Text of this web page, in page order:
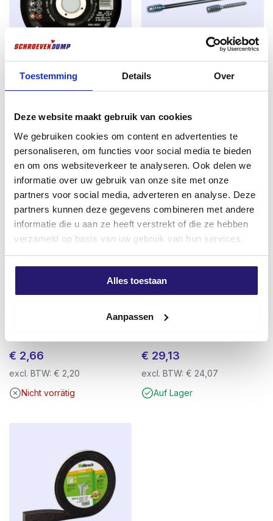
Toestemming Details Over
Deze website maakt gebruik van cookies
We gebruiken cookies om content en advertenties te
personaliseren, om functies voor social media te bieden
en om ons websiteverkeer te analyseren. Ook delen we
informatie over uw gebruik van onze site met onze
partners voor social media, adverteren en analyse. Deze
partners kunnen deze gegevens combineren met andere
informatie die u aan ze heeft verstrekt of die ze hebben
verzameld op basis van uw gebruik van hun services.
Alles toestaan
Aanpassen
spannungsfrei im Baustoff befestigt.
Anwendung
Montage von Fensterrahmen aus Holz und Kunststoff
Für den Innen- und Außenbereich.
Trennscheibe Rhodius Ø 125 x
1,0mm für Stahl und rostfreien
€0,72
excl. BTW:€0,60
Schraubendreher
Distanzschrauben 6.0 x 250/20
€45,33
excl. BTW:€37,46
Stichsägeblatt S1111DF – Holz &
€ 2,66
excl. BTW: € 2,20
Nicht vorrätig
Senkkopfschrauben 6.0 x 300
€ 29,13
excl. BTW:€ 24,07
Auf Lager